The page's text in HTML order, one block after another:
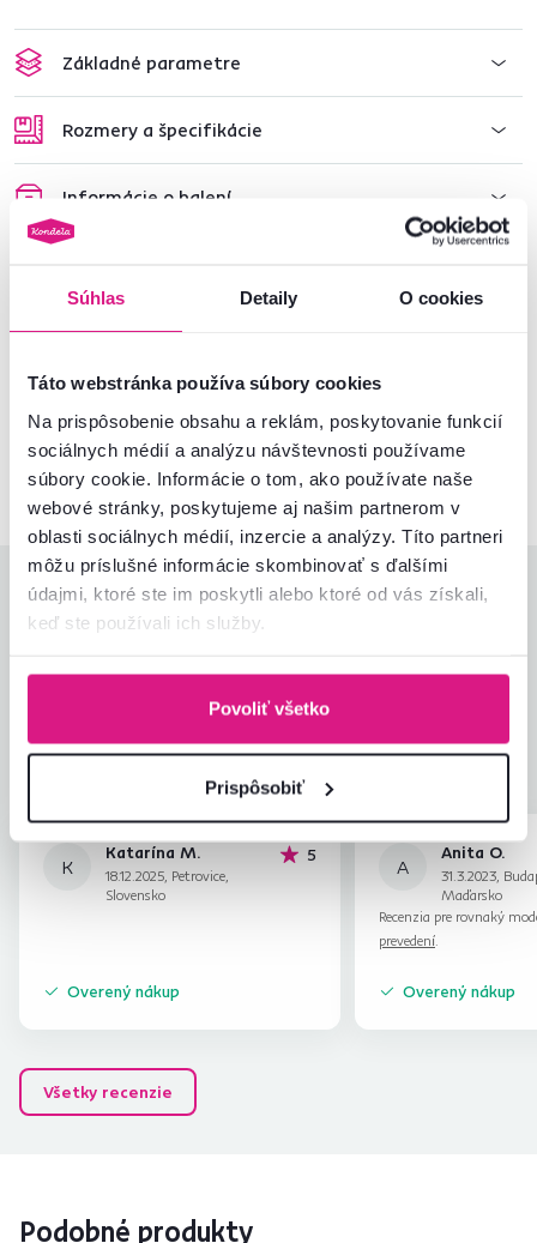
Súhlas Detaily O cookies
Táto webstránka používa súbory cookies
Na prispôsobenie obsahu a reklám, poskytovanie funkcií
sociálnych médií a analýzu návštevnosti používame
súbory cookie. Informácie o tom, ako používate naše
webové stránky, poskytujeme aj našim partnerom v
oblasti sociálnych médií, inzercie a analýzy. Títo partneri
môžu príslušné informácie skombinovať s ďalšími
údajmi, ktoré ste im poskytli alebo ktoré od vás získali,
keď ste používali ich služby.
Povoliť všetko
Prispôsobiť
Základné parametre
Rozmery a špecifikácie
Informácie o balení
Nenašli ste požadované informácie?
Kontaktujte nás a my vám radi poradíme
02/ 40 100 100 Spustiť chat
Hodnotenia produktu
4,7
Kvalita výrobku
4,7
Zodpovedá očakávaniam
K
Katarína M.
18.12.2025, Petrovice,
Slovensko
5hviezdičiek
Overený nákup
A
Anita O.
31.3.2023,
Maďarsko
Recenzia pre rovnaký
prevedení.
Overený nákup
Všetky recenzie
Podobné produkty